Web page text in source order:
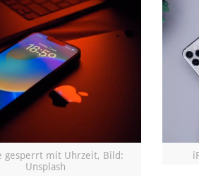
gesperrt mit Uhrzeit, Bild:
Unsplash